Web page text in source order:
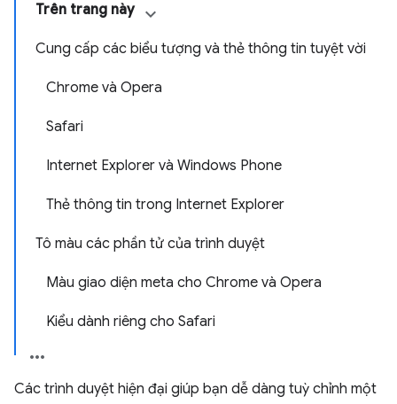
Trên trang này
Cung cấp các biểu tượng và thẻ thông tin tuyệt vời
Chrome và Opera
Safari
Internet Explorer và Windows Phone
Thẻ thông tin trong Internet Explorer
Tô màu các phần tử của trình duyệt
Màu giao diện meta cho Chrome và Opera
Kiểu dành riêng cho Safari
Các trình duyệt hiện đại giúp bạn dễ dàng tuỳ chỉnh một